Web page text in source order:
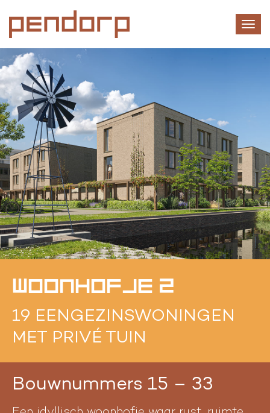
WOONHOFJE 2
19 EENGEZINSWONINGEN
MET PRIVÉ TUIN
Bouwnummers 15 – 33